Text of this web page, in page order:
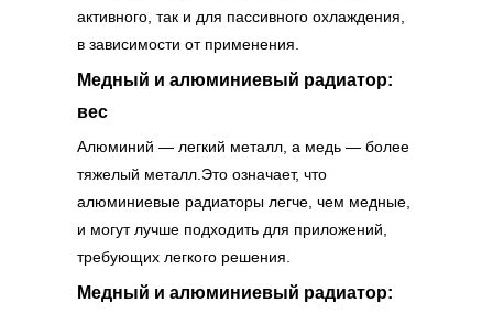
активного, так и для пассивного охлаждения,
в зависимости от применения.
Медный и алюминиевый радиатор:
вес
Алюминий — легкий металл, а медь — более
тяжелый металл.Это означает, что
алюминиевые радиаторы легче, чем медные,
и могут лучше подходить для приложений,
требующих легкого решения.
Медный и алюминиевый радиатор: